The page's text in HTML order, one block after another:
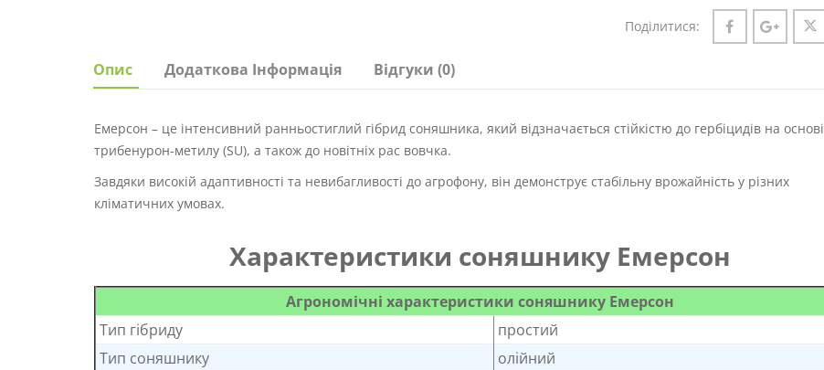
Поділитися:
Опис Додаткова Інформація Відгуки (0)
Емерсон – це інтенсивний ранньостиглий гібрид соняшника, який відзначається стійкістю до гербіцидів на основі
трибенурон-метилу (SU), а також до новітніх рас вовчка.
Завдяки високій адаптивності та невибагливості до агрофону, він демонструє стабільну врожайність у різних
кліматичних умовах.
Характеристики соняшнику Емерсон
Агрономічні характеристики соняшнику Емерсон
Тип гібриду
простий
Тип соняшнику
олійний